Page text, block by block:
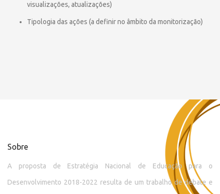
visualizações, atualizações)
Tipologia das ações (a definir no âmbito da monitorização)
Sobre
A proposta de Estratégia Nacional de Educação para o
Desenvolvimento 2018-2022 resulta de um trabalho de debate e